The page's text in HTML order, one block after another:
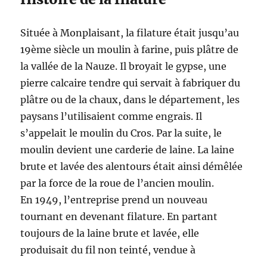
Située à Monplaisant, la filature était jusqu’au
19ème siècle un moulin à farine, puis plâtre de
la vallée de la Nauze. Il broyait le gypse, une
pierre calcaire tendre qui servait à fabriquer du
plâtre ou de la chaux, dans le département, les
paysans l’utilisaient comme engrais. Il
s’appelait le moulin du Cros. Par la suite, le
moulin devient une carderie de laine. La laine
brute et lavée des alentours était ainsi démêlée
par la force de la roue de l’ancien moulin.
En 1949, l’entreprise prend un nouveau
tournant en devenant filature. En partant
toujours de la laine brute et lavée, elle
produisait du fil non teinté, vendue à